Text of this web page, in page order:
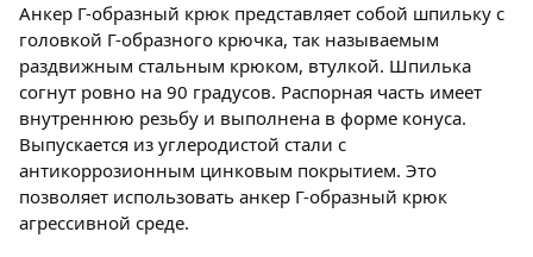
Анкер Г-образный крюк представляет собой шпильку с
головкой Г-образного крючка, так называемым
раздвижным стальным крюком, втулкой. Шпилька
согнут ровно на 90 градусов. Распорная часть имеет
внутреннюю резьбу и выполнена в форме конуса.
Выпускается из углеродистой стали с
антикоррозионным цинковым покрытием. Это
позволяет использовать анкер Г-образный крюк
агрессивной среде.